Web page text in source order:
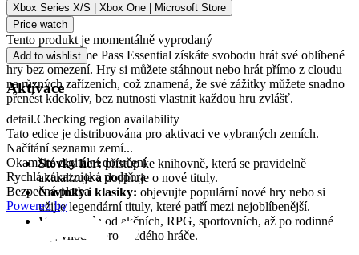
Hrajte kdykoliv, kdekoliv
Díky Xbox Game Pass Essential získáte svobodu hrát své oblíbené
hry bez omezení. Hry si můžete stáhnout nebo hrát přímo z cloudu
na různých zařízeních, což znamená, že své zážitky můžete snadno
přenést kdekoliv, bez nutnosti vlastnit každou hru zvlášť.
Obrovský výběr her
Stovky her:přístup ke knihovně, která se pravidelně
aktualizuje a doplňuje o nové tituly.
Novinky i klasiky: objevujte populární nové hry nebo si
užijte legendární tituly, které patří mezi nejoblíbenější.
Více žánrů: od akčních, RPG, sportovních, až po rodinné
hry, vhodné pro každého hráče.
Xbox Series X/S | Xbox One | Microsoft Store
Price watch
Tento produkt je momentálně vyprodaný
Add to wishlist
Aktivace
detail.Checking region availability
Tato edice je distribuována pro aktivaci ve vybraných zemích.
Načítání seznamu zemí...
Okamžité digitální doručení
Rychlá zákaznická podpora
Bezpečná platba
Powered by